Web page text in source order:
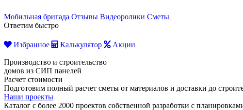
Мобильная бригада Отзывы Видеоролики Сметы
Ответим быстро
Избранное Калькулятор Акции
Производство и строительство
домов из СИП панелей
Расчет стоимости
Подготовим полный расчет сметы от материалов и доставки до
Наши проекты
Каталог с более 2000 проектов собственной разработки с